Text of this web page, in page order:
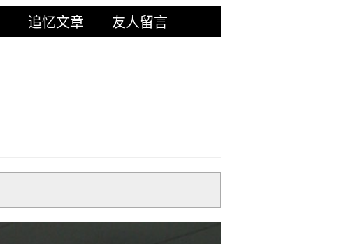
追忆文章 友人留言